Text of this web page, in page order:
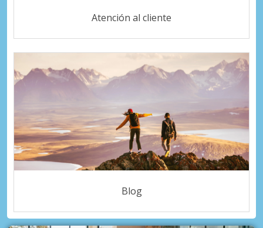
Atención al cliente
Blog